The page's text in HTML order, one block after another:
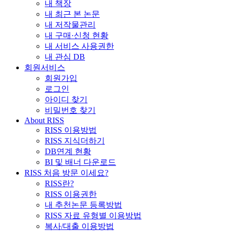
내 책장
내 최근 본 논문
내 저작물관리
내 구매·신청 현황
내 서비스 사용권한
내 관심 DB
회원서비스
회원가입
로그인
아이디 찾기
비밀번호 찾기
About RISS
RISS 이용방법
RISS 지식더하기
DB연계 현황
BI 및 배너 다운로드
RISS 처음 방문 이세요?
RISS란?
RISS 이용권한
내 추천논문 등록방법
RISS 자료 유형별 이용방법
복사/대출 이용방법